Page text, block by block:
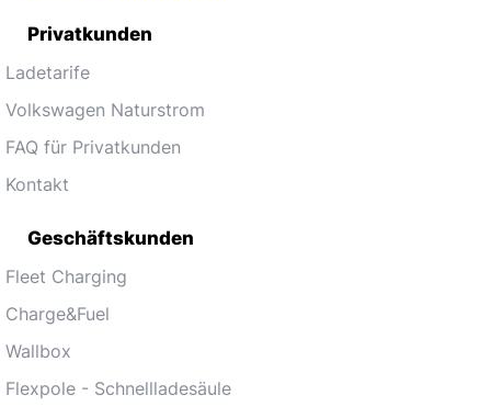
Privatkunden
Ladetarife
Volkswagen Naturstrom
FAQ für Privatkunden
Kontakt
Geschäftskunden
Fleet Charging
Charge&Fuel
Wallbox
Flexpole - Schnellladesäule